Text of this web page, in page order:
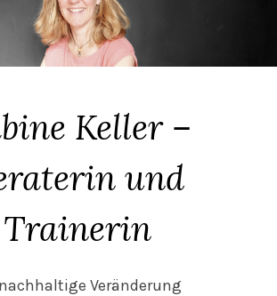
Keller –
und
Trainerin
Veränderung